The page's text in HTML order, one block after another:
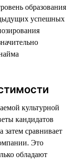
образования
успешных
культурной
кандидатов
затем сравнивает
Это
обладают